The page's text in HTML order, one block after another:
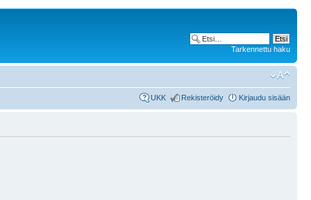
Tarkennettu haku
UKK Rekisteröidy Kirjaudu sisään